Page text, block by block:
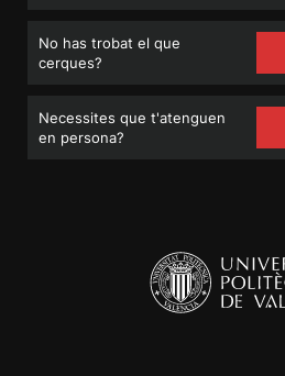
No has trobat el que
cerques?
Necessites que t'atenguen
en persona?